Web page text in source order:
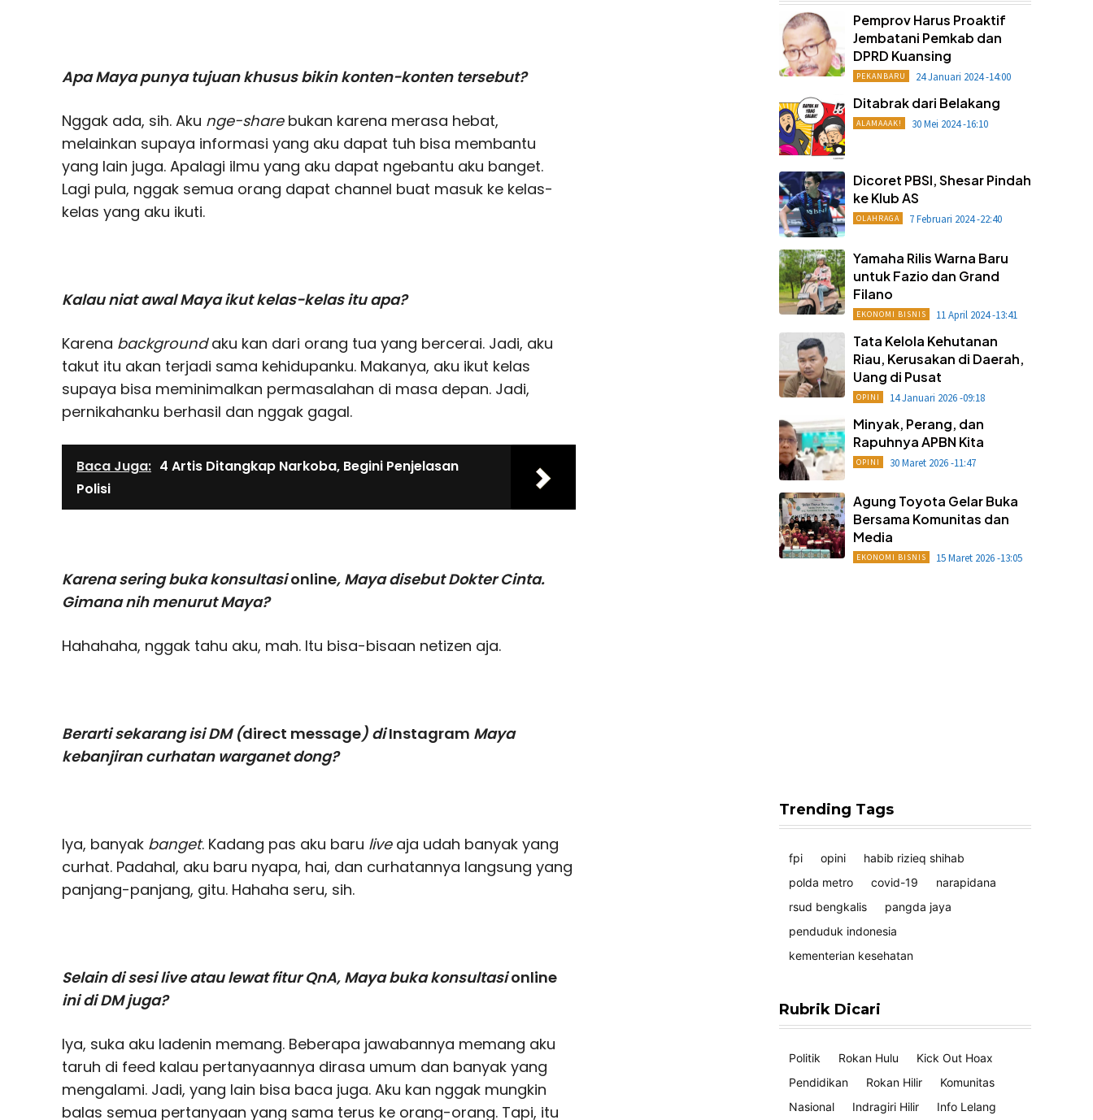
Apa Maya punya tujuan khusus bikin konten-konten tersebut?
Nggak ada, sih. Aku nge-sharebukan karena merasa hebat,
melainkan supaya informasi yang aku dapat tuh bisa membantu
yang lain juga. Apalagi ilmu yang aku dapat ngebantu aku banget.
Lagi pula, nggak semua orang dapat channel buat masuk ke kelas-
kelas yang aku ikuti.
Kalau niat awal Maya ikut kelas-kelas itu apa?
Karena backgroundaku kan dari orang tua yang bercerai. Jadi, aku
takut itu akan terjadi sama kehidupanku. Makanya, aku ikut kelas
supaya bisa meminimalkan permasalahan di masa depan. Jadi,
pernikahanku berhasil dan nggak gagal.
Baca Juga: 4 Artis Ditangkap Narkoba, Begini Penjelasan
Polisi
Karena sering buka konsultasionline, Maya disebut Dokter Cinta.
Gimana nih menurut Maya?
Hahahaha, nggak tahu aku, mah. Itu bisa-bisaan netizen aja.
Berarti sekarang isi DM (direct message) diInstagram Maya
kebanjiran curhatan warganet dong?
Iya, banyak banget. Kadang pas aku baru liveaja udah banyak yang
curhat. Padahal, aku baru nyapa, hai, dan curhatannya langsung yang
panjang-panjang, gitu. Hahaha seru, sih.
Selain di sesi live atau lewat fitur QnA, Maya buka konsultasionline
ini di DM juga?
Iya, suka aku ladenin memang. Beberapa jawabannya memang aku
taruh di feed kalau pertanyaannya dirasa umum dan banyak yang
mengalami. Jadi, yang lain bisa baca juga. Aku kan nggak mungkin
balas semua pertanyaan yang sama terus ke orang-orang. Tapi, itu
Pemprov Harus Proaktif
Jembatani Pemkab dan
DPRD Kuansing
PEKANBARU 24 Januari 2024 -14:00
Ditabrak dari Belakang
ALAMAAAK! 30 Mei 2024 -16:10
Dicoret PBSI, Shesar Pindah
ke Klub AS
OLAHRAGA 7 Februari 2024 -22:40
Yamaha Rilis Warna Baru
untuk Fazio dan Grand
Filano
EKONOMI BISNIS 11 April 2024 -13:41
Tata Kelola Kehutanan
Riau, Kerusakan di Daerah,
Uang di Pusat
OPINI 14 Januari 2026 -09:18
Minyak, Perang, dan
Rapuhnya APBN Kita
OPINI 30 Maret 2026 -11:47
Agung Toyota Gelar Buka
Bersama Komunitas dan
Media
EKONOMI BISNIS 15 Maret 2026 -13:05
Trending Tags
fpi opini
habib rizieq shihab
polda metro
covid-19
narapidana
rsud bengkalis
pangda jaya
penduduk indonesia
kementerian kesehatan
Rubrik Dicari
Politik Rokan Hulu
Kick Out Hoax
Pendidikan
Rokan Hilir
Komunitas
Nasional
Indragiri Hilir Info Lelang